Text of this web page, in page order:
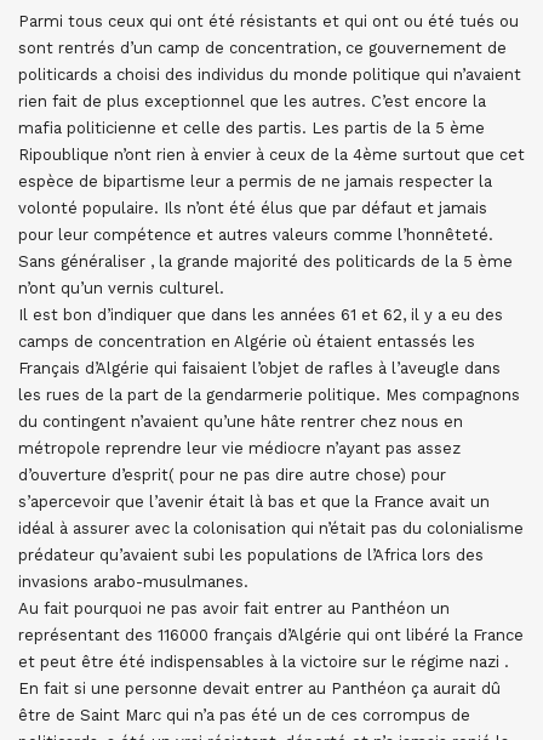
Parmi tous ceux qui ont été résistants et qui ont ou été tués ou
sont rentrés d’un camp de concentration, ce gouvernement de
politicards a choisi des individus du monde politique qui n’avaient
rien fait de plus exceptionnel que les autres. C’est encore la
mafia politicienne et celle des partis. Les partis de la 5 ème
Ripoublique n’ont rien à envier à ceux de la 4ème surtout que cet
espèce de bipartisme leur a permis de ne jamais respecter la
volonté populaire. Ils n’ont été élus que par défaut et jamais
pour leur compétence et autres valeurs comme l’honnêteté.
Sans généraliser , la grande majorité des politicards de la 5 ème
n’ont qu’un vernis culturel.
Il est bon d’indiquer que dans les années 61 et 62, il y a eu des
camps de concentration en Algérie où étaient entassés les
Français d’Algérie qui faisaient l’objet de rafles à l’aveugle dans
les rues de la part de la gendarmerie politique. Mes compagnons
du contingent n’avaient qu’une hâte rentrer chez nous en
métropole reprendre leur vie médiocre n’ayant pas assez
d’ouverture d’esprit( pour ne pas dire autre chose) pour
s’apercevoir que l’avenir était là bas et que la France avait un
idéal à assurer avec la colonisation qui n’était pas du colonialisme
prédateur qu’avaient subi les populations de l’Africa lors des
invasions arabo-musulmanes.
Au fait pourquoi ne pas avoir fait entrer au Panthéon un
représentant des 116000 français d’Algérie qui ont libéré la France
et peut être été indispensables à la victoire sur le régime nazi .
En fait si une personne devait entrer au Panthéon ça aurait dû
être de Saint Marc qui n’a pas été un de ces corrompus de